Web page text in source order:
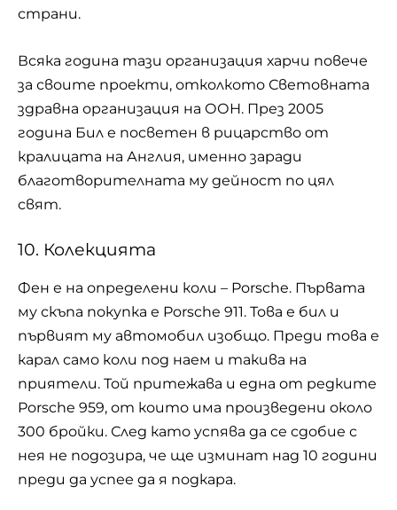
страни.
Всяка година тази организация харчи повече
за своите проекти, отколкото Световната
здравна организация на ООН. През 2005
година Бил е посветен в рицарство от
кралицата на Англия, именно заради
благотворителната му дейност по цял
свят.
10. Колекцията
Фен е на определени коли – Porsche. Първата
му скъпа покупка е Porsche 911. Това е бил и
първият му автомобил изобщо. Преди това е
карал само коли под наем и такива на
приятели. Той притежава и една от редките
Porsche 959, от които има произведени около
300 бройки. След като успява да се сдобие с
нея не подозира, че ще изминат над 10 години
преди да успее да я подкара.